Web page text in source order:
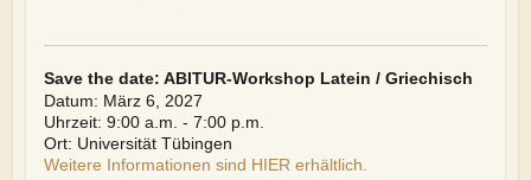
Save the date: ABITUR-Workshop Latein / Griechisch
Datum: März 6, 2027
Uhrzeit: 9:00 a.m. - 7:00 p.m.
Ort: Universität Tübingen
Weitere Informationen sind HIER erhältlich.